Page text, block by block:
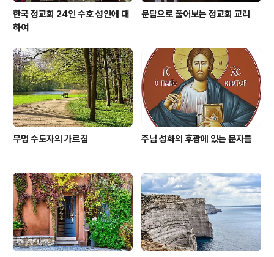
한국 정교회 24인 수호 성인에 대
하여
문답으로 풀어보는 정교회 교리
무명 수도자의 가르침 주님 성화의 후광에 있는 문자들